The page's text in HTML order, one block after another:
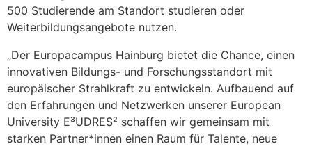
500 Studierende am Standort studieren oder
Weiterbildungsangebote nutzen.
„Der Europacampus Hainburg bietet die Chance, einen
innovativen Bildungs- und Forschungsstandort mit
europäischer Strahlkraft zu entwickeln. Aufbauend auf
den Erfahrungen und Netzwerken unserer European
University E³UDRES² schaffen wir gemeinsam mit
starken Partner*innen einen Raum für Talente, neue